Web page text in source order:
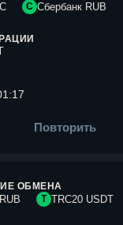
С Сбербанк RUB
Повторить
ОБМЕНА
T TRC20 USDT